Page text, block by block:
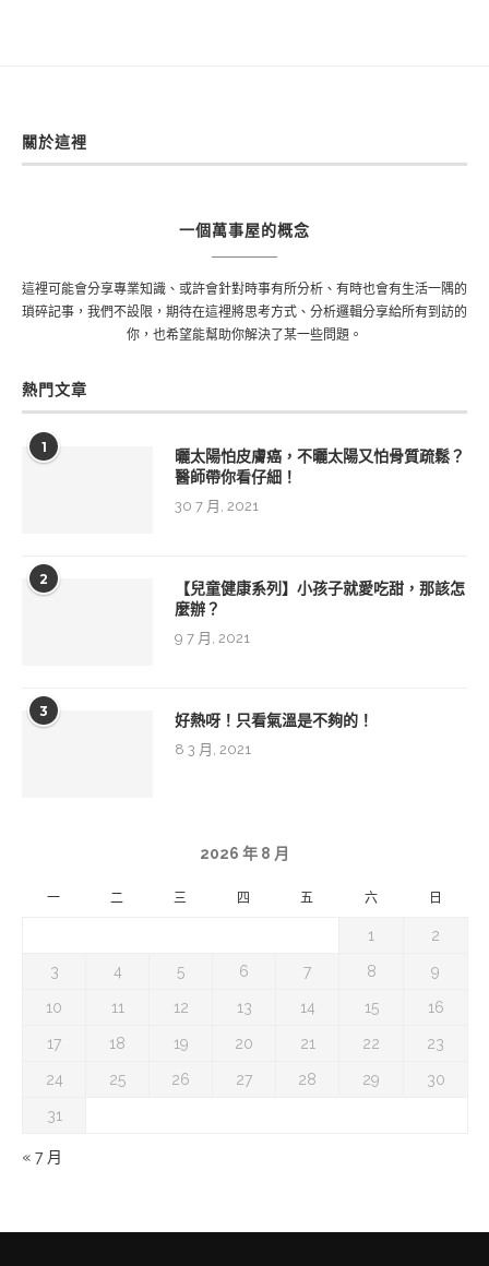
關於這裡
一個萬事屋的概念
這裡可能會分享專業知識、或許會針對時事有所分析、有時也會有生活一隅的
瑣碎記事，我們不設限，期待在這裡將思考方式、分析邏輯分享給所有到訪的
你，也希望能幫助你解決了某一些問題。
熱門文章
1
曬太陽怕皮膚癌，不曬太陽又怕骨質疏鬆？
醫師帶你看仔細！
30 7 月, 2021
2
【兒童健康系列】小孩子就愛吃甜，那該怎
麼辦？
9 7 月, 2021
3 好熱呀！只看氣溫是不夠的！
8 3 月, 2021
2026 年 8 月
一 二 三 四 五 六 日
1 2
3 4 5 6 7 8 9
10 11 12 13 14 15 16
17 18 19 20 21 22 23
24 25 26 27 28 29 30
31
« 7 月